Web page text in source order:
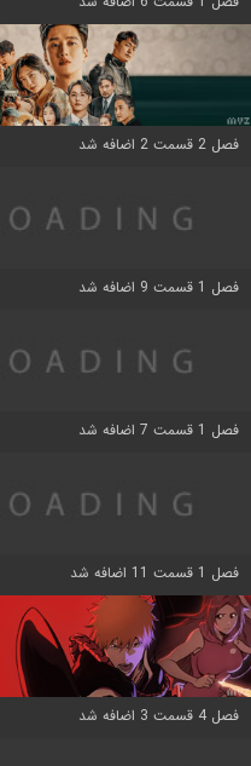
فصل 2 قسمت 2 اضافه شد
فصل 1 قسمت 9 اضافه شد
فصل 1 قسمت 7 اضافه شد
فصل 1 قسمت 11 اضافه شد
فصل 4 قسمت 3 اضافه شد